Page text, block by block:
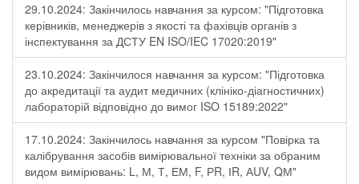
29.10.2024: Закінчилось навчання за курсом: "Підготовка
керівників, менеджерів з якості та фахівців органів з
інспектування за ДСТУ EN ISO/IEC 17020:2019"
23.10.2024: Закінчилося навчання за курсом: "Підготовка
до акредитації та аудит медичних (клініко-діагностичних)
лабораторій відповідно до вимог ISO 15189:2022"
17.10.2024: Закінчилось навчання за курсом "Повірка та
калібрування засобів вимірювальної техніки за обраним
видом вимірювань: L, М, Т, ЕМ, F, РR, ІR, АUV, QМ"